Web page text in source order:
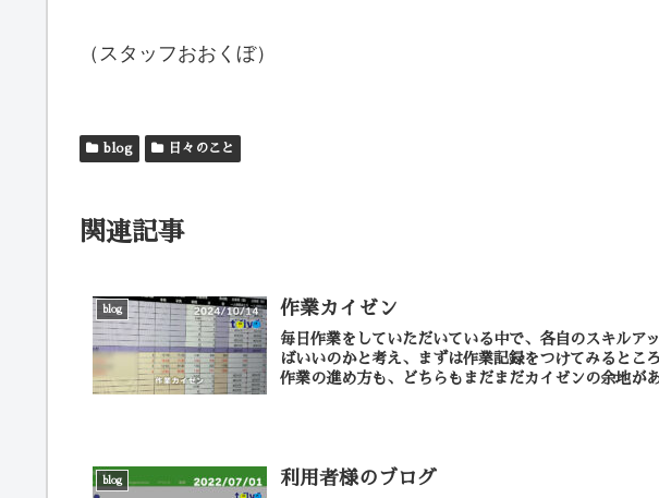
（スタッフおおくぼ）
blog 日々のこと
関連記事
blog 作業カイゼン
毎日作業をしていただいている中で、各自のスキルア
ばいいのかと考え、まずは作業記録をつけてみるところから始め
作業の進め方も、どちらもまだまだカイゼンの余地が
blog 利用者様のブログ